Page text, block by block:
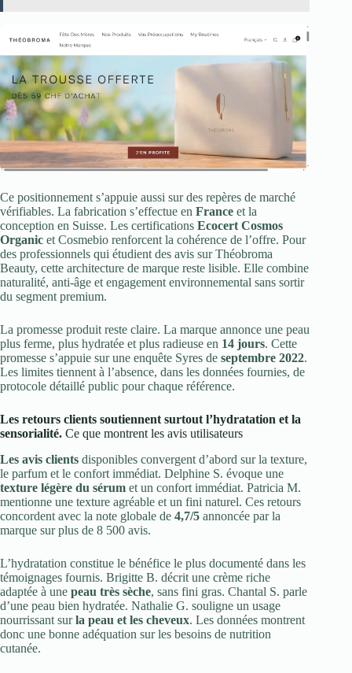
Ce positionnement s’appuie aussi sur des repères de marché
vérifiables. La fabrication s’effectue en France et la
conception en Suisse. Les certifications Ecocert Cosmos
Organic et Cosmebio renforcent la cohérence de l’offre. Pour
des professionnels qui étudient des avis sur Théobroma
Beauty, cette architecture de marque reste lisible. Elle combine
naturalité, anti-âge et engagement environnemental sans sortir
du segment premium.
La promesse produit reste claire. La marque annonce une peau
plus ferme, plus hydratée et plus radieuse en 14 jours. Cette
promesse s’appuie sur une enquête Syres de septembre 2022.
Les limites tiennent à l’absence, dans les données fournies, de
protocole détaillé public pour chaque référence.
Les retours clients soutiennent surtout l’hydratation et la
sensorialité. Ce que montrent les avis utilisateurs
Les avis clients disponibles convergent d’abord sur la texture,
le parfum et le confort immédiat. Delphine S. évoque une
texture légère du sérum et un confort immédiat. Patricia M.
mentionne une texture agréable et un fini naturel. Ces retours
concordent avec la note globale de 4,7/5 annoncée par la
marque sur plus de 8 500 avis.
L’hydratation constitue le bénéfice le plus documenté dans les
témoignages fournis. Brigitte B. décrit une crème riche
adaptée à une peau très sèche, sans fini gras. Chantal S. parle
d’une peau bien hydratée. Nathalie G. souligne un usage
nourrissant surla peau et les cheveux. Les données montrent
donc une bonne adéquation sur les besoins de nutrition
cutanée.